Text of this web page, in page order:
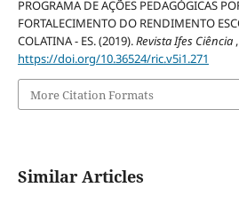
PROGRAMA DE AÇÕES PEDAGÓGICAS
FORTALECIMENTO DO RENDIMENTO
COLATINA - ES. (2019).Revista Ifes Ciência ,
https://doi.org/10.36524/ric.v5i1.271
More Citation Formats
Similar Articles